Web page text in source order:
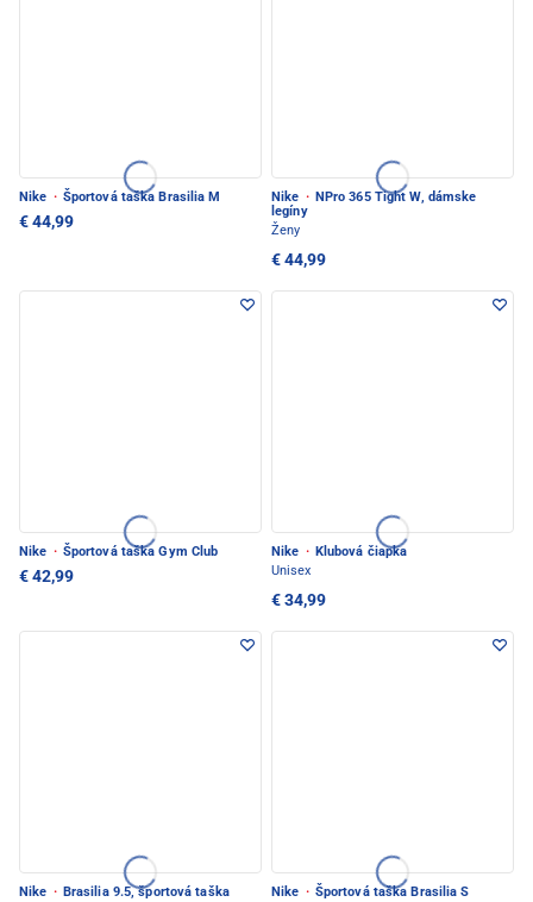
Nike · Športová taška Brasilia M
€ 44,99
Nike · NPro 365 Tight W, dámske
legíny
Ženy
€ 44,99
Nike · Športová taška Gym Club
€ 42,99
Nike · Klubová čiapka
Unisex
€ 34,99
Nike · Brasilia 9.5, športová taška Nike · Športová taška Brasilia S